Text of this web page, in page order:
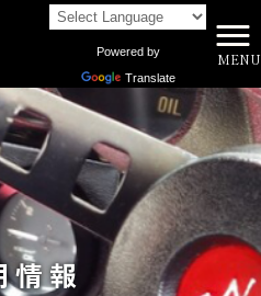
Powered by
Translate
MENU
情報